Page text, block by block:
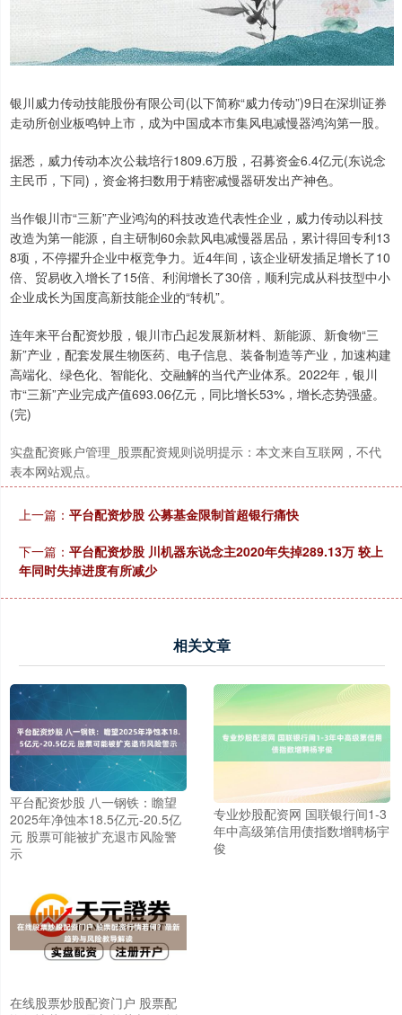
银川威力传动技能股份有限公司(以下简称“威力传动”)9日在深圳证券
走动所创业板鸣钟上市，成为中国成本市集风电减慢器鸿沟第一股。
据悉，威力传动本次公栽培行1809.6万股，召募资金6.4亿元(东说念
主民币，下同)，资金将扫数用于精密减慢器研发出产神色。
当作银川市“三新”产业鸿沟的科技改造代表性企业，威力传动以科技
改造为第一能源，自主研制60余款风电减慢器居品，累计得回专利13
8项，不停擢升企业中枢竞争力。近4年间，该企业研发插足增长了10
倍、贸易收入增长了15倍、利润增长了30倍，顺利完成从科技型中小
企业成长为国度高新技能企业的“转机”。
连年来平台配资炒股，银川市凸起发展新材料、新能源、新食物“三
新”产业，配套发展生物医药、电子信息、装备制造等产业，加速构建
高端化、绿色化、智能化、交融解的当代产业体系。2022年，银川
市“三新”产业完成产值693.06亿元，同比增长53%，增长态势强盛。
(完)
实盘配资账户管理_股票配资规则说明提示：本文来自互联网，不代
表本网站观点。
上一篇： 平台配资炒股 公募基金限制首超银行痛快
下一篇： 平台配资炒股 川机器东说念主2020年失掉289.13万 较上
年同时失掉进度有所减少
相关文章
平台配资炒股 八一钢铁：瞻望
2025年净蚀本18.5亿元-20.5亿
元 股票可能被扩充退市风险警
示
专业炒股配资网 国联银行间1-3
年中高级第信用债指数增聘杨宇
俊
在线股票炒股配资门户 股票配